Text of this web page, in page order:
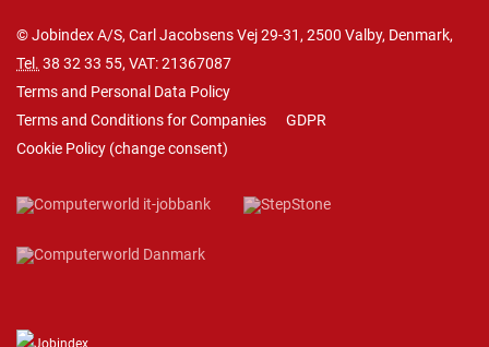
© Jobindex A/S, Carl Jacobsens Vej 29-31, 2500 Valby, Denmark,
Tel. 38 32 33 55, VAT: 21367087
Terms and Personal Data Policy
Terms and Conditions for Companies
GDPR
Cookie Policy (change consent)